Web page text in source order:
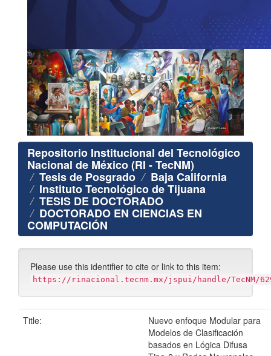
Repositorio Institucional del Tecnológico
Nacional de México (RI - TecNM)
Tesis de Posgrado Baja California
Instituto Tecnológico de Tijuana
TESIS DE DOCTORADO
DOCTORADO EN CIENCIAS EN
COMPUTACIÓN
Please use this identifier to cite or link to this item:
https://rinacional.tecnm.mx/jspui/handle/TecNM/
Title:
Nuevo enfoque Modular para
Modelos de Clasificación
basados en Lógica Difusa